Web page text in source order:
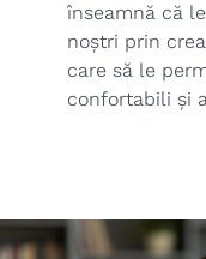
înseamnă că
noștri prin
care să le
confortabili și